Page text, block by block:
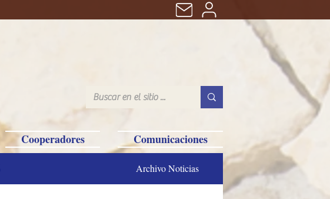
Cooperadores Comunicaciones
Archivo Noticias